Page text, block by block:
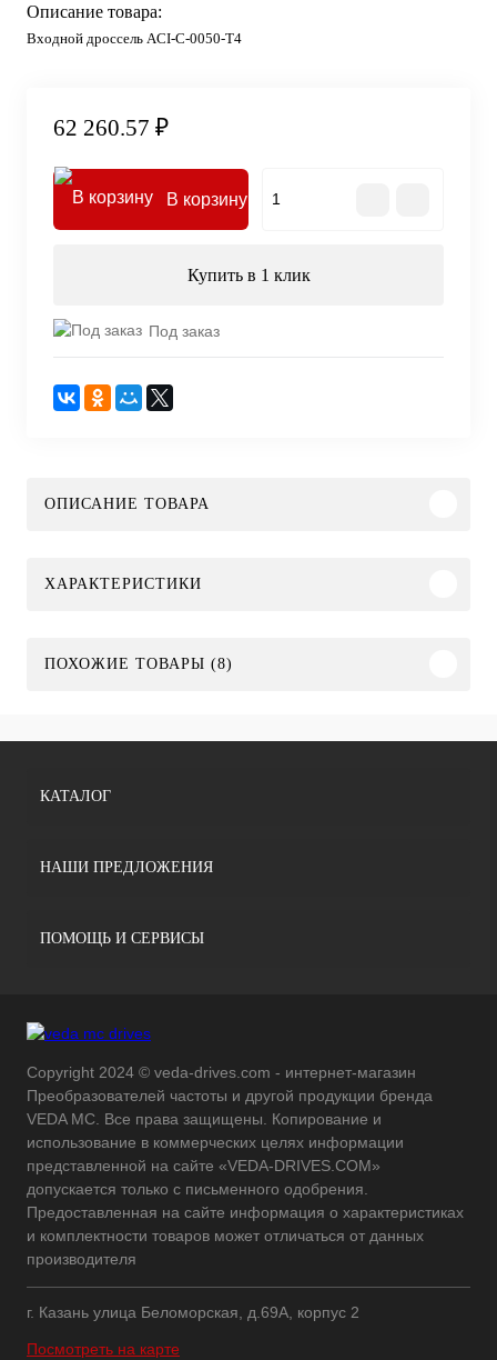
Описание товара:
Входной дроссель ACI-C-0050-T4
62 260.57 ₽
В корзину
Купить в 1 клик
Под заказ
ОПИСАНИЕ ТОВАРА
ХАРАКТЕРИСТИКИ
ПОХОЖИЕ ТОВАРЫ (8)
КАТАЛОГ
НАШИ ПРЕДЛОЖЕНИЯ
ПОМОЩЬ И СЕРВИСЫ
Copyright 2024 © veda-drives.com - интернет-магазин
Преобразователей частоты и другой продукции бренда
VEDA MC. Все права защищены. Копирование и
использование в коммерческих целях информации
представленной на сайте «VEDA-DRIVES.COM»
допускается только с письменного одобрения.
Предоставленная на сайте информация о характеристиках
и комплектности товаров может отличаться от данных
производителя
г. Казань улица Беломорская, д.69А, корпус 2
Посмотреть на карте